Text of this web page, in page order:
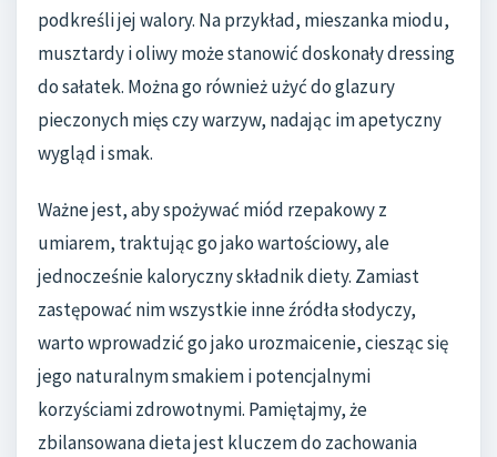
podkreśli jej walory. Na przykład, mieszanka miodu,
musztardy i oliwy może stanowić doskonały dressing
do sałatek. Można go również użyć do glazury
pieczonych mięs czy warzyw, nadając im apetyczny
wygląd i smak.
Ważne jest, aby spożywać miód rzepakowy z
umiarem, traktując go jako wartościowy, ale
jednocześnie kaloryczny składnik diety. Zamiast
zastępować nim wszystkie inne źródła słodyczy,
warto wprowadzić go jako urozmaicenie, ciesząc się
jego naturalnym smakiem i potencjalnymi
korzyściami zdrowotnymi. Pamiętajmy, że
zbilansowana dieta jest kluczem do zachowania